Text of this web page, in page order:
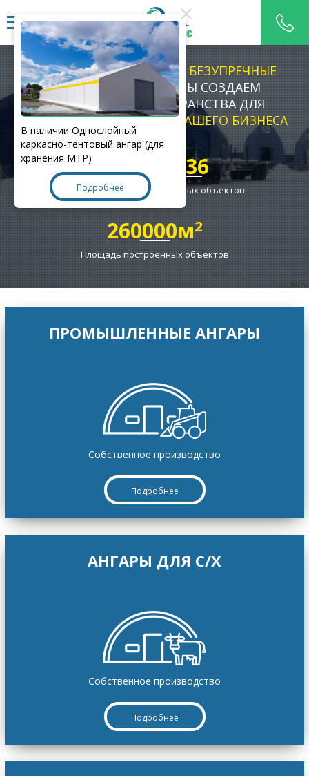
МЫ НЕ ПРОСТО СТРОИМ БЕЗУПРЕЧНЫЕ
ТЕНТОВЫЕ-АНГАРЫ, МЫ СОЗДАЕМ
КОМФОРТНЫЕ ПРОСТРАНСТВА ДЛЯ
ПРОЦВЕТАНИЯ И РОСТАВАШЕГО БИЗНЕСА
15
Лет на рынке
236
Построенных объектов
260000м2
Площадь построенных объектов
ПРОМЫШЛЕННЫЕ АНГАРЫ
Собственное производство
Подробнее
АНГАРЫ ДЛЯ C/Х
Собственное производство
Подробнее
В наличии Однослойный
каркасно-тентовый ангар (для
хранения МТР)
Подробнее